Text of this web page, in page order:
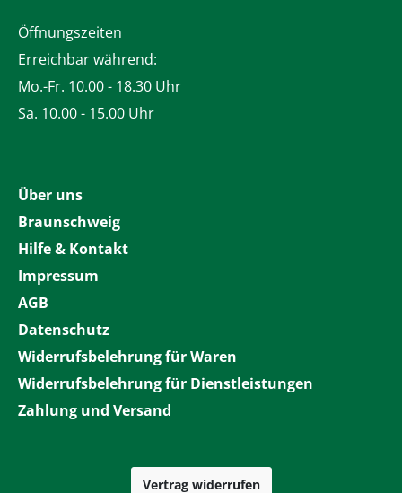
Öffnungszeiten
Erreichbar während:
Mo.-Fr. 10.00 - 18.30 Uhr
Sa. 10.00 - 15.00 Uhr
Über uns
Braunschweig
Hilfe & Kontakt
Impressum
AGB
Datenschutz
Widerrufsbelehrung für Waren
Widerrufsbelehrung für Dienstleistungen
Zahlung und Versand
Vertrag widerrufen